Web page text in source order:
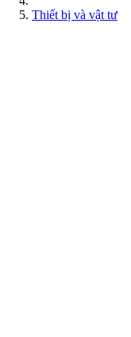
Thiết bị và vật tư